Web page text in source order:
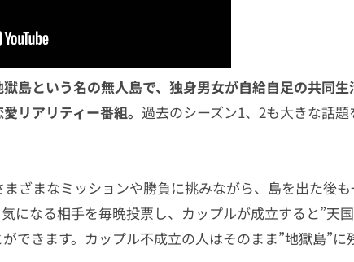
島という名の無人島で、独身男女が自給自足の共同
リアリティー番組。 過去のシーズン1、2も大きな話
ざまなミッションや勝負に挑みながら、島を出た後
になる相手を毎晩投票し、カップルが成立すると”天
できます。カップル不成立の人はそのまま”地獄島”に